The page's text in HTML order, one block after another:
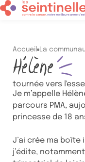
Contenu principal
Accueil La
Hélène
tournée vers
Je m’appelle
parcours PMA,
princesse de 18
J’ai crée ma boîte
j’édite,